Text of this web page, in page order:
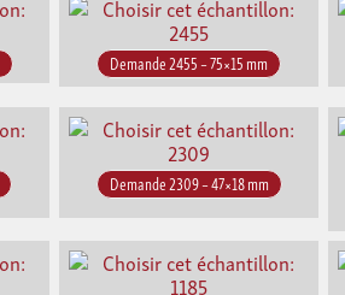
Demande 2455 – 75×15 mm
Demande 2309 – 47×18 mm